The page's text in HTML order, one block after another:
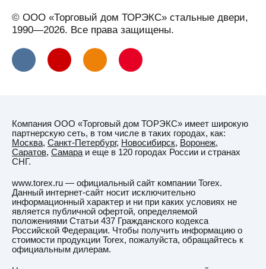
Верхняя
Видное
Владивосток
Владикавказ
Владимирская
область
ВНИИССОК
Водный
Волгоград
© ООО «Торговый дом ТОРЭКС» стальные двери,
1990—2026. Все права защищены.
Компания ООО «Торговый дом ТОРЭКС» имеет широкую
партнерскую сеть, в том числе в таких городах, как:
Москва, Санкт-Петербург, Новосибирск, Воронеж,
Саратов, Самара и еще в 120 городах России и странах
СНГ.
www.torex.ru — официальный сайт компании Torex.
Данный интернет-сайт носит исключительно
информационный характер и ни при каких условиях не
является публичной офертой, определяемой
положениями Статьи 437 Гражданского кодекса
Российской Федерации. Чтобы получить информацию о
стоимости продукции Torex, пожалуйста, обращайтесь к
официальным дилерам.